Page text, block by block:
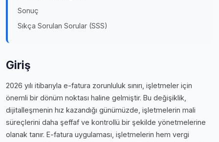
Sonuç
Sıkça Sorulan Sorular (SSS)
Giriş
2026 yılı itibarıyla e-fatura zorunluluk sınırı, işletmeler için
önemli bir dönüm noktası haline gelmiştir. Bu değişiklik,
dijitalleşmenin hız kazandığı günümüzde, işletmelerin mali
süreçlerini daha şeffaf ve kontrollü bir şekilde yönetmelerine
olanak tanır. E-fatura uygulaması, işletmelerin hem vergi